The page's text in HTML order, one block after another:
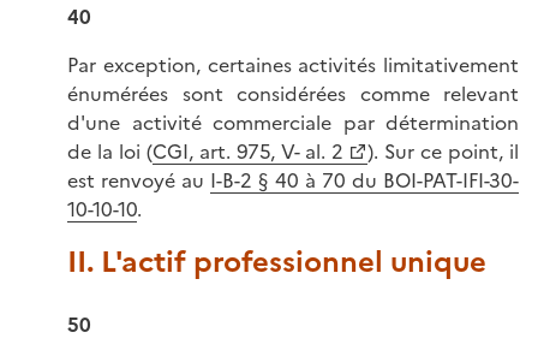
40
Par exception, certaines activités limitativement
énumérées sont considérées comme relevant
d'une activité commerciale par détermination
de la loi (CGI, art. 975, V- al. 2
). Sur ce point, il
est renvoyé au I-B-2 § 40 à 70 du BOI-PAT-IFI-30-
10-10-10.
II. L'actif professionnel unique
50